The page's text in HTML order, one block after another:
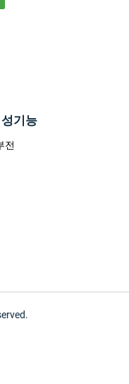
성기능
전